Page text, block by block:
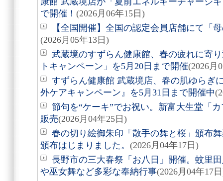
で開催！ (2026月06年15日)
【全国開催】全国の認定会員店舗にて「
(2026月05年13日)
武蔵境のすずらん健康館、春の疲れに寄
トキャンペーン」を5月20日まで開催(2026月
すずらん健康館 武蔵境店、春の肌ゆらぎ
外ケアキャンペーン』を5月31日まで開催中
節句を“ケーキ”でお祝い。新富大生堂「
販売(2026月04年25日)
春の切り絵御朱印「散手の舞と桜」頒布
頒布はじまりました。 (2026月04年17日)
長野市の三大春祭「お八日」開催。蚊里
や巫女舞など多彩な奉納行事(2026月04年17